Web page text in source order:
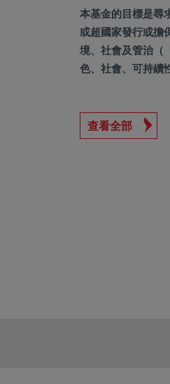
本基金的目標是尋
或超國家發行或擔
境、社會及管治（
色、社會、可持續
查看全部